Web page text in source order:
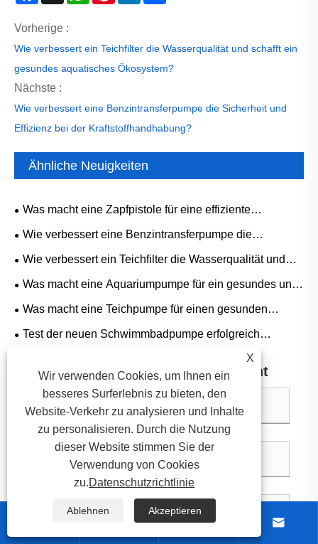
Vorherige :
Wie verbessert ein Teichfilter die Wasserqualität und schafft ein
gesundes aquatisches Ökosystem?
Nächste :
Wie verbessert eine Benzintransferpumpe die Sicherheit und
Effizienz bei der Kraftstoffhandhabung?
Ähnliche Neuigkeiten
Was macht eine Zapfpistole für eine effiziente
Betankung unerlässlich?
Wie verbessert eine Benzintransferpumpe die
Sicherheit und Effizienz bei der Kraftstoffhandhabung?
Wie verbessert ein Teichfilter die Wasserqualität und
schafft ein gesundes aquatisches Ökosystem?
Was macht eine Aquariumpumpe für ein gesundes und
blühendes Aquarium unerlässlich?
Was macht eine Teichpumpe für einen gesunden
Wassergarten unerlässlich?
Test der neuen Schwimmbadpumpe erfolgreich
abgeschlossen; Leise und hocheffizient finden breite
Anerkennung auf dem Markt
Hinterlassen Sie mir eine Nachricht
 
X
Wir verwenden Cookies, um Ihnen ein
besseres Surferlebnis zu bieten, den
Website-Verkehr zu analysieren und Inhalte
zu personalisieren. Durch die Nutzung
dieser Website stimmen Sie der
Verwendung von Cookies
zu.Datenschutzrichtlinie
Ablehnen Akzeptieren